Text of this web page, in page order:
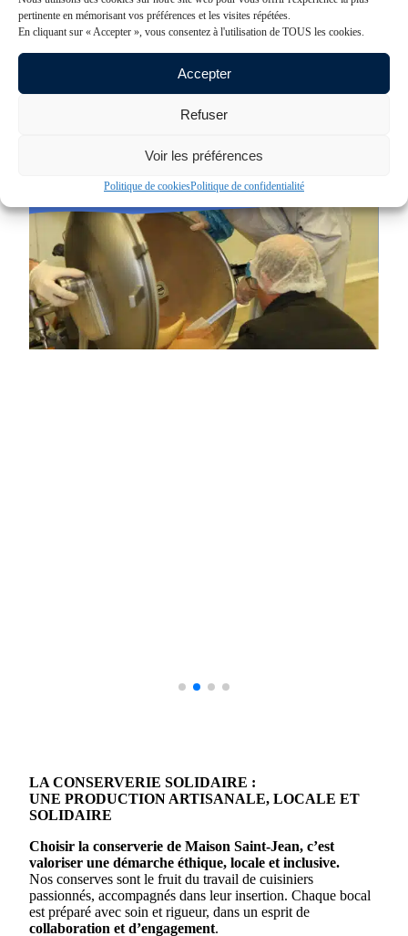
pertinente en mémorisant vos préférences et les visites répétées.
En cliquant sur « Accepter », vous consentez à l'utilisation de TOUS les cookies.
Accepter
Refuser
Voir les préférences
Politique de cookiesPolitique de confidentialité
Conseil sur la formulation et les textures
Accompagnement technique sur la faisabilité de
mise en conserve
Traçabilité complète et fiches techniques produit
LA CONSERVERIE SOLIDAIRE :
UNE PRODUCTION ARTISANALE, LOCALE ET
SOLIDAIRE
Choisir la conserverie de Maison Saint-Jean, c’est
valoriser une démarche éthique, locale et inclusive.
Nos conserves sont le fruit du travail de cuisiniers
passionnés, accompagnés dans leur insertion. Chaque bocal
est préparé avec soin et rigueur, dans un esprit de
collaboration et d’engagement.